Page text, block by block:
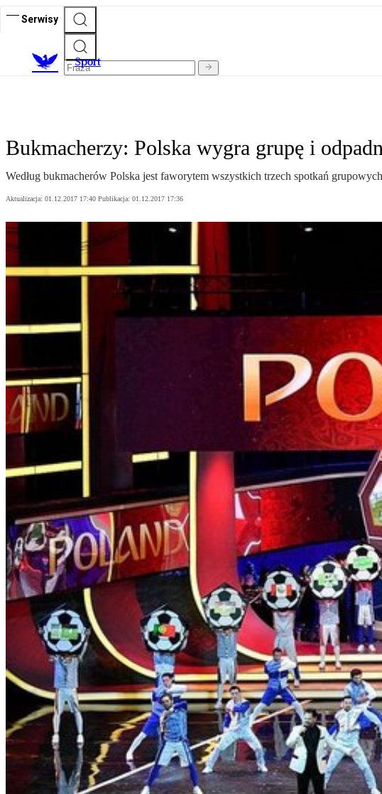
Serwisy
Sport
Bukmacherzy: Polska wygra grupę i
Według bukmacherów Polska jest faworytem wszystkich trzech spotkań
Aktualizacja: 01.12.2017 17:40 Publikacja: 01.12.2017 17:36